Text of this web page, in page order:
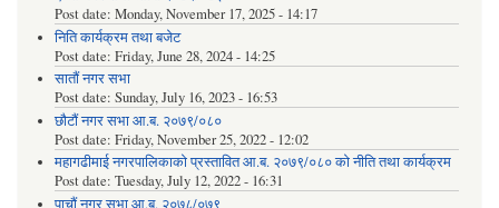
Post date: Monday, November 17, 2025 - 14:17
निति कार्यक्रम तथा बजेट
Post date: Friday, June 28, 2024 - 14:25
सातौं नगर सभा
Post date: Sunday, July 16, 2023 - 16:53
छौटौं नगर सभा आ.ब. २०७९/०८०
Post date: Friday, November 25, 2022 - 12:02
महागढीमाई नगरपालिकाको प्रस्तावित आ.ब. २०७९/०८० को नीति तथा कार्यक्रम
Post date: Tuesday, July 12, 2022 - 16:31
पाचौं नगर सभा आ.ब. २०७८/०७९